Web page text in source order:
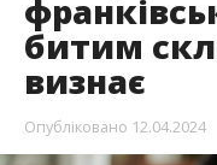
битим
визнає
Опубліковано 12.04.2024